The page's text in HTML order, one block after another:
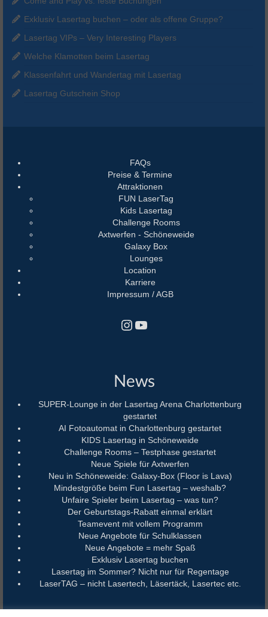
Exklusiv Lasertag buchen – oder als offene Gruppe?
Lasertag VIPs – Very Interesting Players
Welche Klamotten beim Lasertag
Klassenfahrt und Wandertag mit Lasertag
Lasertag Gutschein Shop
FAQs
Preise & Termine
Attraktionen
FUN LaserTag
Kids Lasertag
Challenge Rooms
Axtwerfen - Schöneweide
Galaxy Box
Lounges
Location
Karriere
Impressum / AGB
Instagram
YouTube
News
SUPER-Lounge in der Lasertag Arena Charlottenburg
gestartet
AI Fotoautomat in Charlottenburg gestartet
KIDS Lasertag in Schöneweide
Challenge Rooms – Testphase gestartet
Neue Spiele für Axtwerfen
Neu in Schöneweide: Galaxy-Box (Floor is Lava)
Mindestgröße beim Fun Lasertag – weshalb?
Unfaire Spieler beim Lasertag – was tun?
Der Geburtstags-Rabatt einmal erklärt
Teamevent mit vollem Programm
Neue Angebote für Schulklassen
Neue Angebote = mehr Spaß
Exklusiv Lasertag buchen
Lasertag im Sommer? Nicht nur für Regentage
LaserTAG – nicht Lasertech, Läsertäck, Lasertec etc.